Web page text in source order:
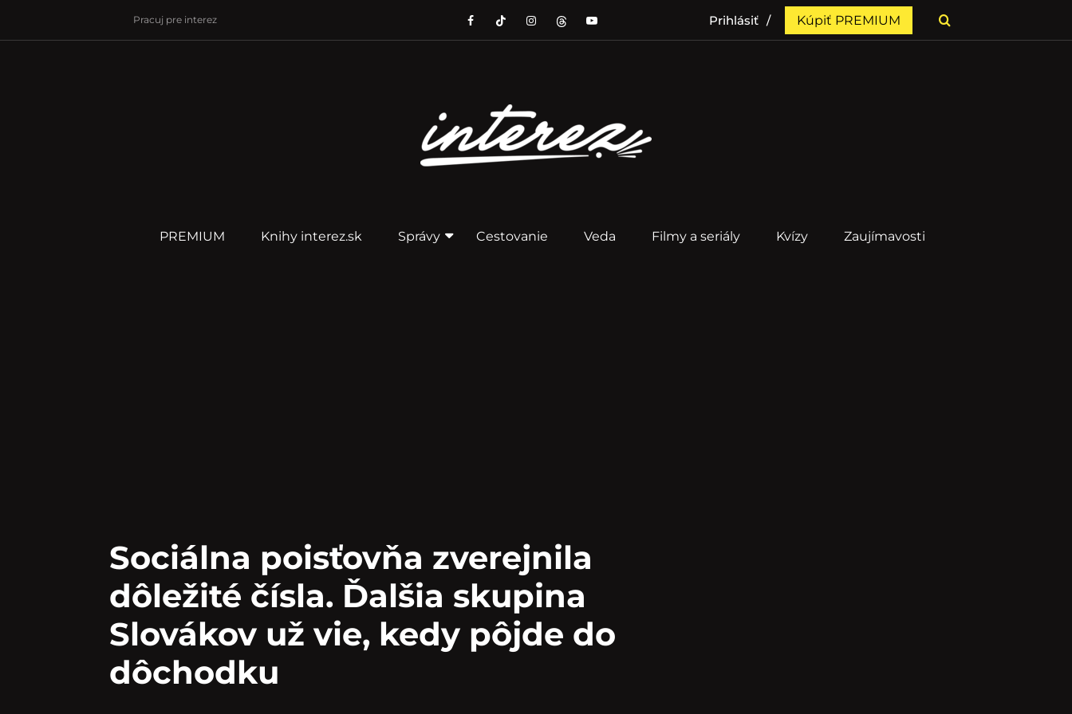
Pracuj pre interez Prihlásiť Kúpiť PREMIUM
PREMIUM Knihy interez.sk Správy Cestovanie Veda Filmy a seriály Kvízy Zaujímavosti
Sociálna poisťovňa zverejnila
dôležité čísla. Ďalšia skupina
Slovákov už vie, kedy pôjde do
dôchodku